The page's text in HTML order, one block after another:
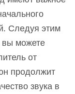
Следуя этим
можете
от
продолжит
звука в